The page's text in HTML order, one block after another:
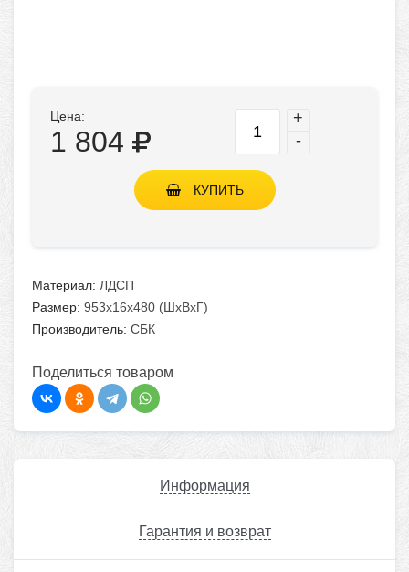
Цена:
1 804
+
-
КУПИТЬ
Материал: ЛДСП
Размер: 953х16х480 (ШхВхГ)
Производитель: СБК
Поделиться товаром
Информация
Гарантия и возврат